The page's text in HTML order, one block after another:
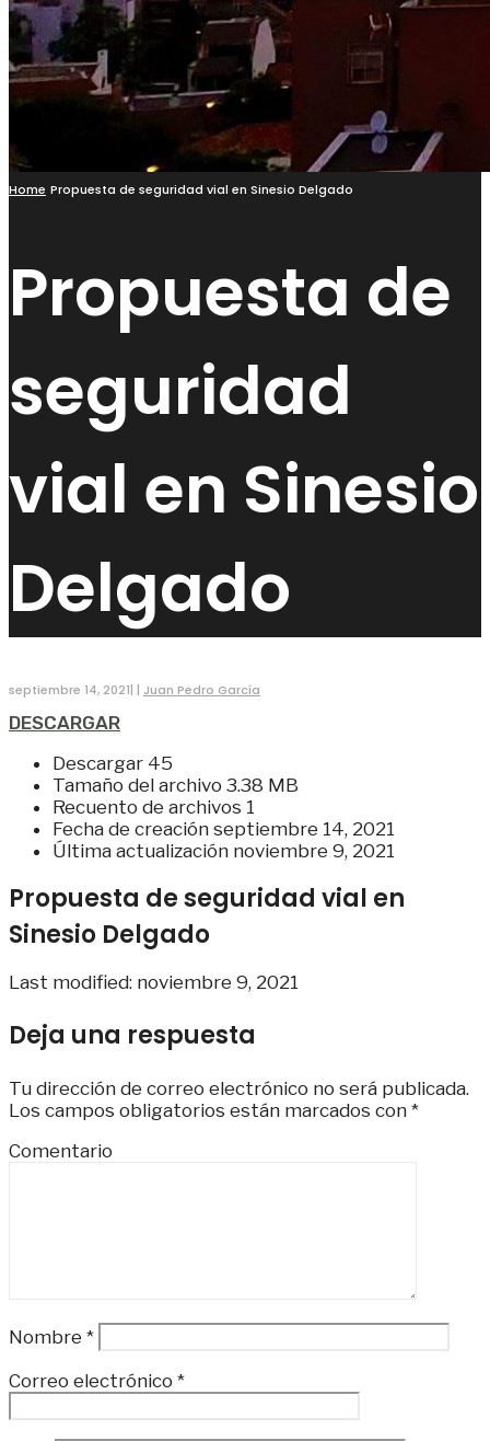
Home Propuesta de seguridad vial en Sinesio Delgado
Propuesta de
seguridad
vial en Sinesio
Delgado
septiembre 14, 2021| | Juan Pedro García
DESCARGAR
Descargar 45
Tamaño del archivo 3.38 MB
Recuento de archivos 1
Fecha de creación septiembre 14, 2021
Última actualización noviembre 9, 2021
Propuesta de seguridad vial en
Sinesio Delgado
Last modified: noviembre 9, 2021
Deja una respuesta
Tu dirección de correo electrónico no será publicada.
Los campos obligatorios están marcados con *
Comentario
Nombre *
Correo electrónico *